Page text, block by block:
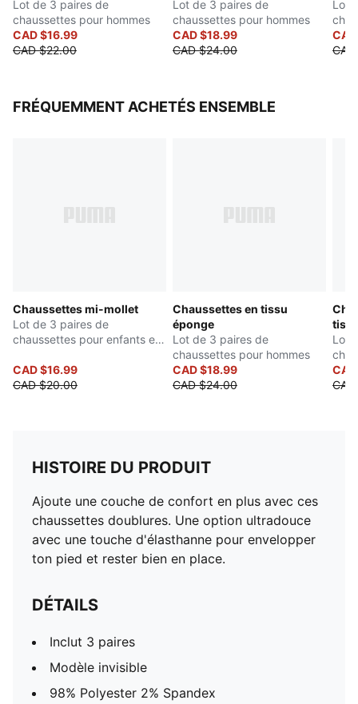
Lot de 3 paires de
chaussettes pour hommes
CAD $16.99
CAD $22.00
Lot de 3 paires de
chaussettes pour hommes
CAD $18.99
CAD $24.00
Lot
FRÉQUEMMENT ACHETÉS ENSEMBLE
Chaussettes mi-mollet
Lot de 3 paires de
chaussettes pour enfants et
CAD $16.99
CAD $20.00
Chaussettes en tissu
éponge
Lot de 3 paires de
chaussettes pour hommes
CAD $18.99
CAD $24.00
Lot
HISTOIRE DU PRODUIT
Ajoute une couche de confort en plus avec ces
chaussettes doublures. Une option ultradouce
avec une touche d'élasthanne pour envelopper
ton pied et rester bien en place.
DÉTAILS
Inclut 3 paires
Modèle invisible
98% Polyester 2% Spandex